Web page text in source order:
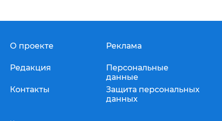
О проекте
Редакция
Контакты
Реклама
Персональные
данные
Защита персональных
данных